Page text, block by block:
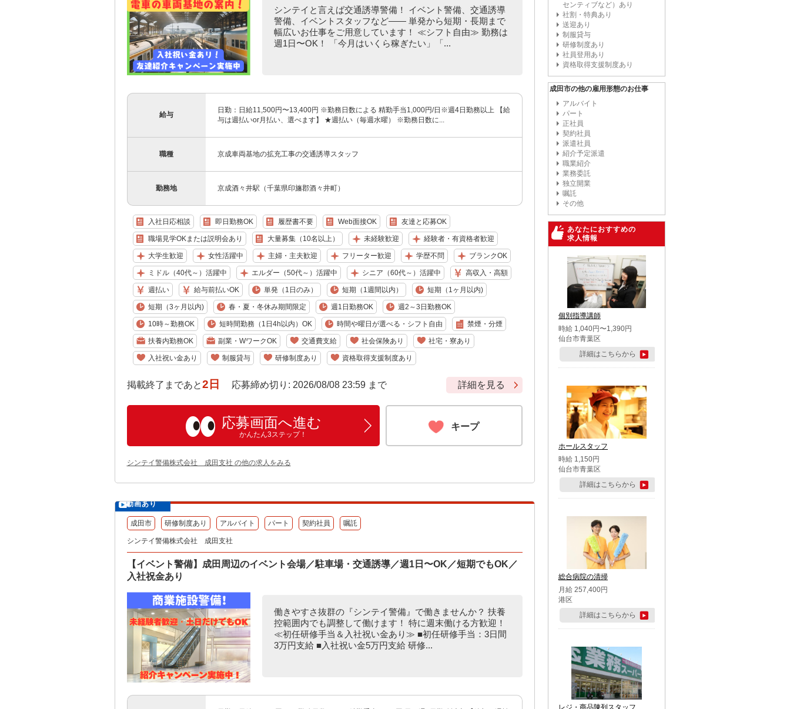
シンテイと言えば交通誘導警備！ イベント警備、交通誘導
警備、イベントスタッフなど―― 単発から短期・長期まで
幅広いお仕事をご用意しています！ ≪シフト自由≫ 勤務は
週1日〜OK！ 「今月はいくら稼ぎたい」「...
給与
日勤：日給11,500円〜13,400円 ※勤務日数による 精勤手当1,000円/日※週4日勤務以上 【給
与は週払いor月払い、選べます】 ★週払い（毎週水曜） ※勤務日数に...
職種 京成車両基地の拡充工事の交通誘導スタッフ
勤務地 京成酒々井駅（千葉県印旛郡酒々井町）
入社日応相談 即日勤務OK 履歴書不要 Web面接OK 友達と応募OK
職場見学OKまたは説明会あり 大量募集（10名以上） 未経験歓迎 経験者・有資格者歓迎
大学生歓迎 女性活躍中 主婦・主夫歓迎 フリーター歓迎 学歴不問 ブランクOK
ミドル（40代～）活躍中 エルダー（50代～）活躍中 シニア（60代～）活躍中 高収入・高額
週払い 給与前払いOK 単発（1日のみ） 短期（1週間以内） 短期（1ヶ月以内)
短期（3ヶ月以内) 春・夏・冬休み期間限定 週1日勤務OK 週2～3日勤務OK
10時～勤務OK 短時間勤務（1日4h以内）OK 時間や曜日が選べる・シフト自由 禁煙・分煙
扶養内勤務OK 副業・WワークOK 交通費支給 社会保険あり 社宅・寮あり
入社祝い金あり 制服貸与 研修制度あり 資格取得支援制度あり
掲載終了まであと2日 応募締め切り: 2026/08/08 23:59 まで 詳細を見る
応募画面へ進む
かんたん3ステップ！
キープ
シンテイ警備株式会社 成田支社 の他の求人をみる
動画あり
成田市 研修制度あり アルバイト パート 契約社員 嘱託
シンテイ警備株式会社 成田支社
【イベント警備】成田周辺のイベント会場／駐車場・交通誘導／週1日〜OK／短期でもOK／
入社祝金あり
働きやすさ抜群の『シンテイ警備』で働きませんか？ 扶養
控範囲内でも調整して働けます！ 特に週末働ける方歓迎！
≪初任研修手当＆入社祝い金あり≫ ■初任研修手当：3日間
3万円支給 ■入社祝い金5万円支給 研修...
センティブなど）あり
社割・特典あり
送迎あり
制服貸与
研修制度あり
社員登用あり
資格取得支援制度あり
成田市の他の雇用形態のお仕事
アルバイト
パート
正社員
契約社員
派遣社員
紹介予定派遣
職業紹介
業務委託
独立開業
嘱託
その他
あなたにおすすめの
求人情報
個別指導講師
時給 1,040円〜1,390円
仙台市青葉区
詳細はこちらから
ホールスタッフ
時給 1,150円
仙台市青葉区
詳細はこちらから
総合病院の清掃
月給 257,400円
港区
詳細はこちらから
レジ・商品陳列スタッフ